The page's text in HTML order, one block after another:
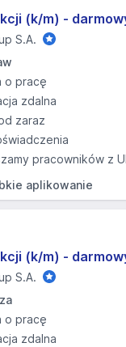
(k/m) -
S.A.
o pracę
zdalna
zaraz
pracowników z
aplikowanie
(k/m) -
S.A.
o pracę
zdalna